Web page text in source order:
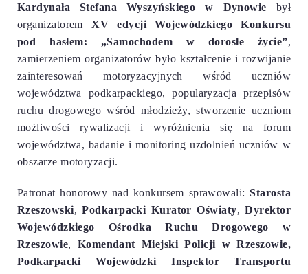
Kardynała Stefana Wyszyńskiego w Dynowie był
organizatoremXV edycji
Wojewódzkiego Konkursu
pod hasłem: „Samochodem w dorosłe życie”,
zamierzeniem organizatorów było kształcenie i rozwijanie
zainteresowań motoryzacyjnych wśród uczniów
województwa podkarpackiego, popularyzacja przepisów
ruchu drogowego wśród młodzieży, stworzenie uczniom
możliwości rywalizacji i wyróżnienia się na forum
województwa, badanie i monitoring uzdolnień uczniów w
obszarze motoryzacji.
Patronat honorowy nad konkursem sprawowali:Starosta
Rzeszowski,Podkarpacki Kurator Oświaty,Dyrektor
Wojewódzkiego Ośrodka Ruchu Drogowego w
Rzeszowie, Komendant Miejski Policji w Rzeszowie,
Podkarpacki Wojewódzki Inspektor Transportu